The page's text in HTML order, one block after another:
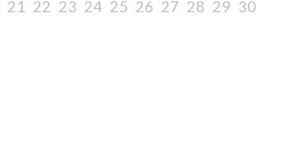
21 22 23 24 25 26 27 28 29 30